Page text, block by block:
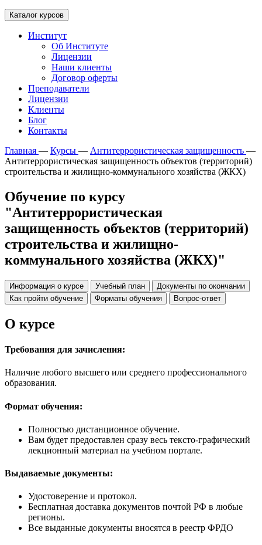
Каталог курсов
Институт
Об Институте
Лицензии
Наши клиенты
Договор оферты
Преподаватели
Лицензии
Клиенты
Блог
Контакты
Главная — Курсы — Антитеррористическая защищенность —
Антитеррористическая защищенность объектов (территорий)
строительства и жилищно-коммунального хозяйства (ЖКХ)
Обучение по курсу
"Антитеррористическая
защищенность объектов (территорий)
строительства и жилищно-
коммунального хозяйства (ЖКХ)"
Информация о курсе Учебный план
Документы по окончании
Как пройти обучение
Форматы обучения Вопрос-ответ
О курсе
Требования для зачисления:
Наличие любого высшего или среднего профессионального
образования.
Формат обучения:
Полностью дистанционное обучение.
Вам будет предоставлен сразу весь тексто-графический
лекционный материал на учебном портале.
Выдаваемые документы:
Удостоверение и протокол.
Бесплатная доставка документов почтой РФ в любые
регионы.
Все выданные документы вносятся в реестр ФРДО